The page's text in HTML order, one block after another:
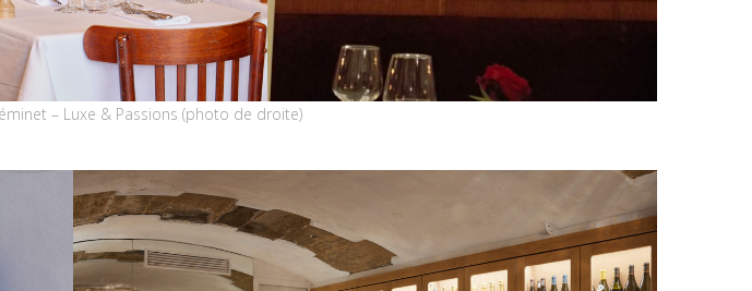
– Luxe & Passions (photo de droite)